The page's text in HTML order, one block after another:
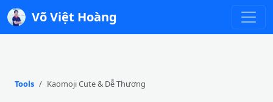
Võ Việt Hoàng
Tools Kaomoji Cute & Dễ Thương